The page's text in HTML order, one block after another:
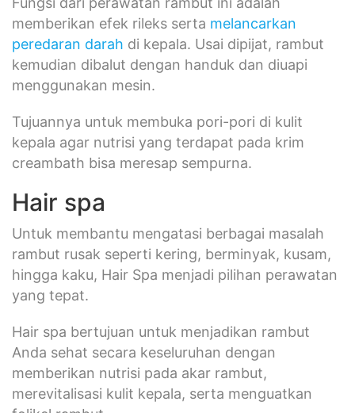
memberikan efek rileks serta melancarkan
peredaran darah di kepala. Usai dipijat, rambut
kemudian dibalut dengan handuk dan diuapi
menggunakan mesin.
Tujuannya untuk membuka pori-pori di kulit
kepala agar nutrisi yang terdapat pada krim
creambath bisa meresap sempurna.
Hair spa
Untuk membantu mengatasi berbagai masalah
rambut rusak seperti kering, berminyak, kusam,
hingga kaku, Hair Spa menjadi pilihan perawatan
yang tepat.
Hair spa bertujuan untuk menjadikan rambut
Anda sehat secara keseluruhan dengan
memberikan nutrisi pada akar rambut,
merevitalisasi kulit kepala, serta menguatkan